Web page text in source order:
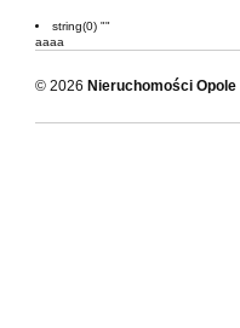
string(0) ""
aaaa
© 2026 Nieruchomości Opole